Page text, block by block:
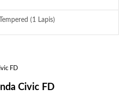
(1 Lapis)
Civic FD